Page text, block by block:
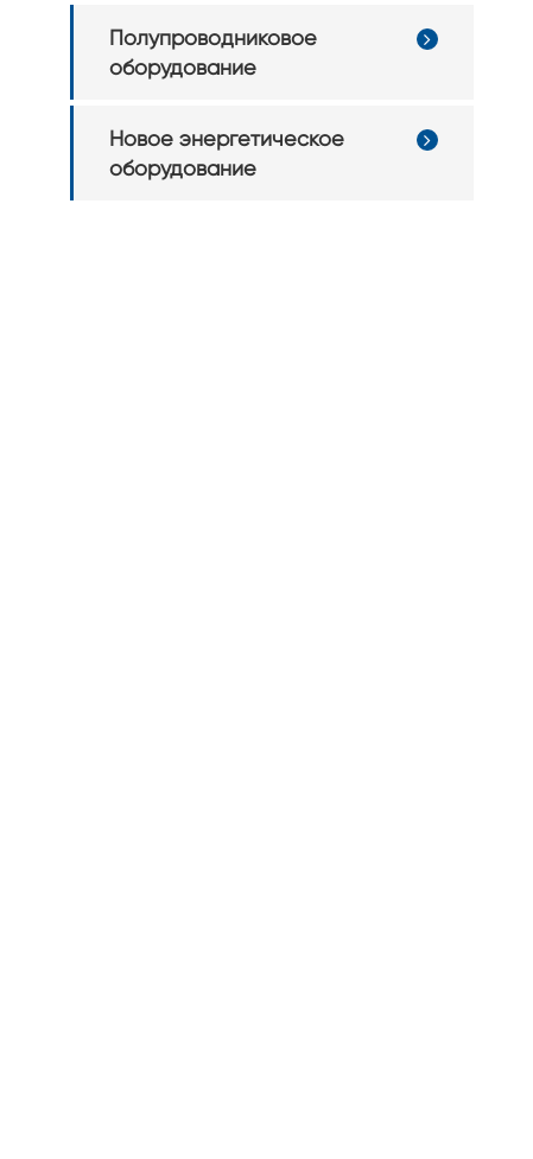
Полупроводниковое
оборудование
Новое энергетическое
оборудование